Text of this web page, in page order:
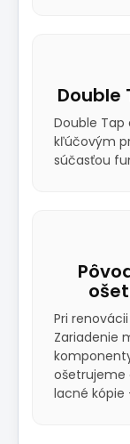
Double
Double Tap
kľúčovým
súčasťou
Pri
Zariadenie
ošetrujeme
lacné kópie